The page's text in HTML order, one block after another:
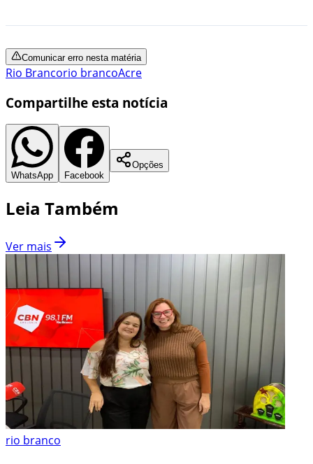
Comunicar erro nesta matéria
Rio Brancorio brancoAcre
Compartilhe esta notícia
WhatsApp Facebook
Opções
Leia Também
Ver mais
rio branco